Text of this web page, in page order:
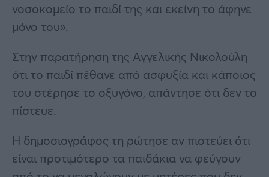
νοσοκομείο το παιδί της και εκείνη το άφηνε
μόνο του».
Στην παρατήρηση της Αγγελικής Νικολούλη
ότι το παιδί πέθανε από ασφυξία και κάποιος
του στέρησε το οξυγόνο, απάντησε ότι δεν το
πίστευε.
Η δημοσιογράφος τη ρώτησε αν πιστεύει ότι
είναι προτιμότερο τα παιδάκια να φεύγουν